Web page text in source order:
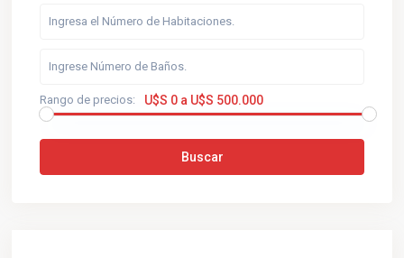
Rango de precios: U$S 0 a U$S 500.000
Buscar